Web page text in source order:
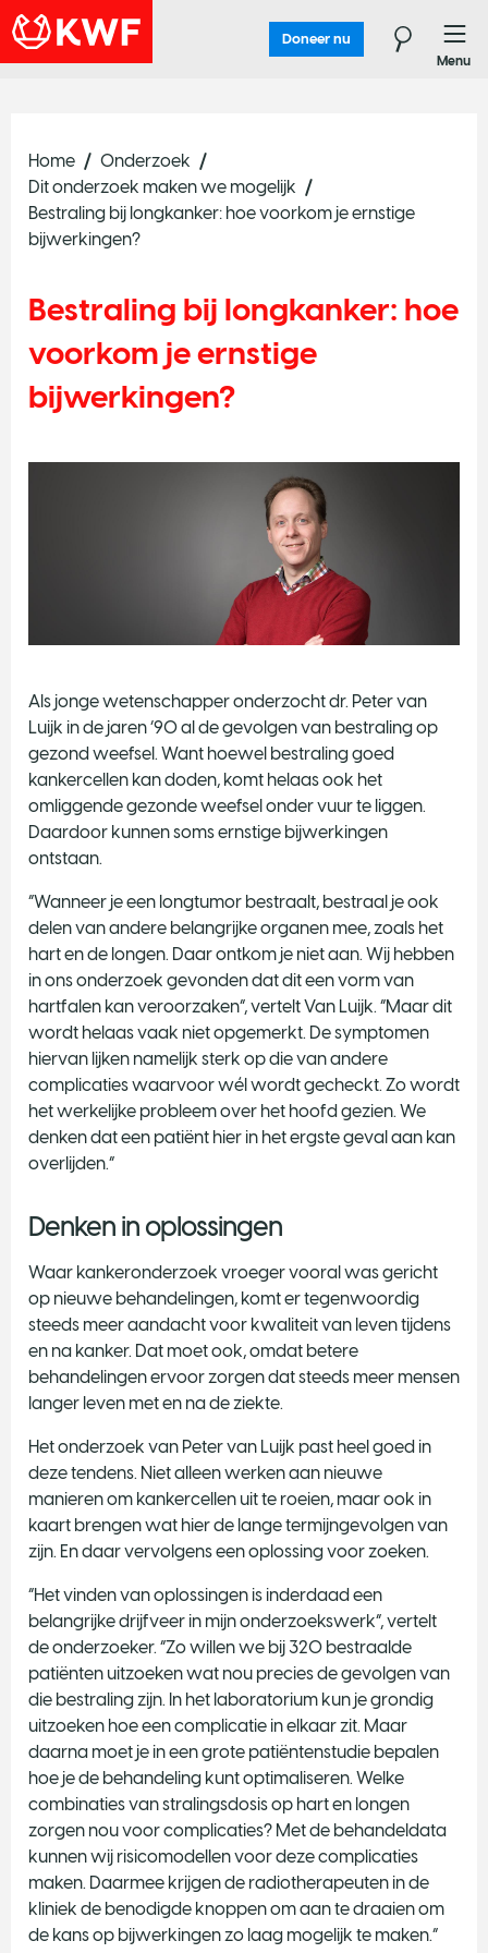
Doneer nu
Menu
Home
Onderzoek
Dit onderzoek maken we mogelijk
Bestraling bij longkanker: hoe voorkom je ernstige
bijwerkingen?
Bestraling bij longkanker: hoe
voorkom je ernstige
bijwerkingen?
Als jonge wetenschapper onderzocht dr. Peter van
Luijk in de jaren ’90 al de gevolgen van bestraling op
gezond weefsel. Want hoewel bestraling goed
kankercellen kan doden, komt helaas ook het
omliggende gezonde weefsel onder vuur te liggen.
Daardoor kunnen soms ernstige bijwerkingen
ontstaan.
“Wanneer je een longtumor bestraalt, bestraal je ook
delen van andere belangrijke organen mee, zoals het
hart en de longen. Daar ontkom je niet aan. Wij hebben
in ons onderzoek gevonden dat dit een vorm van
hartfalen kan veroorzaken”, vertelt Van Luijk. “Maar dit
wordt helaas vaak niet opgemerkt. De symptomen
hiervan lijken namelijk sterk op die van andere
complicaties waarvoor wél wordt gecheckt. Zo wordt
het werkelijke probleem over het hoofd gezien. We
denken dat een patiënt hier in het ergste geval aan kan
overlijden.”
Denken in oplossingen
Waar kankeronderzoek vroeger vooral was gericht
op nieuwe behandelingen, komt er tegenwoordig
steeds meer aandacht voor kwaliteit van leven tijdens
en na kanker. Dat moet ook, omdat betere
behandelingen ervoor zorgen dat steeds meer mensen
langer leven met en na de ziekte.
Het onderzoek van Peter van Luijk past heel goed in
deze tendens. Niet alleen werken aan nieuwe
manieren om kankercellen uit te roeien, maar ook in
kaart brengen wat hier de lange termijngevolgen van
zijn. En daar vervolgens een oplossing voor zoeken.
“Het vinden van oplossingen is inderdaad een
belangrijke drijfveer in mijn onderzoekswerk”, vertelt
de onderzoeker. “Zo willen we bij 320 bestraalde
patiënten uitzoeken wat nou precies de gevolgen van
die bestraling zijn. In het laboratorium kun je grondig
uitzoeken hoe een complicatie in elkaar zit. Maar
daarna moet je in een grote patiëntenstudie bepalen
hoe je de behandeling kunt optimaliseren. Welke
combinaties van stralingsdosis op hart en longen
zorgen nou voor complicaties? Met de behandeldata
kunnen wij risicomodellen voor deze complicaties
maken. Daarmee krijgen de radiotherapeuten in de
kliniek de benodigde knoppen om aan te draaien om
de kans op bijwerkingen zo laag mogelijk te maken.”